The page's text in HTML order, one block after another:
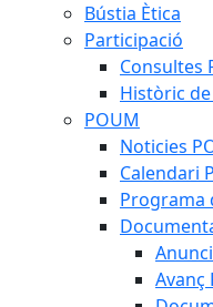
Bústia Ètica
Participació
Consultes
Històric
POUM
Noticies
Calendari
Programa
Avanç